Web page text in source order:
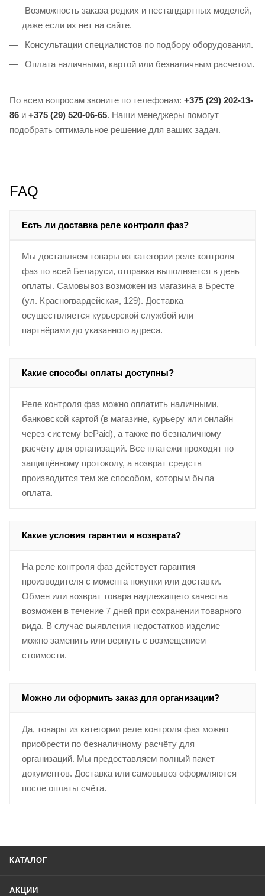
Возможность заказа редких и нестандартных моделей,
даже если их нет на сайте.
Консультации специалистов по подбору оборудования.
Оплата наличными, картой или безналичным расчетом.
По всем вопросам звоните по телефонам: +375 (29) 202-13-
86 и +375 (29) 520-06-65. Наши менеджеры помогут
подобрать оптимальное решение для ваших задач.
FAQ
Есть ли доставка реле контроля фаз?
Мы доставляем товары из категории реле контроля
фаз по всей Беларуси, отправка выполняется в день
оплаты. Самовывоз возможен из магазина в Бресте
(ул. Красногвардейская, 129). Доставка
осуществляется курьерской службой или
партнёрами до указанного адреса.
Какие способы оплаты доступны?
Реле контроля фаз можно оплатить наличными,
банковской картой (в магазине, курьеру или онлайн
через систему bePaid), а также по безналичному
расчёту для организаций. Все платежи проходят по
защищённому протоколу, а возврат средств
производится тем же способом, которым была
оплата.
Какие условия гарантии и возврата?
На реле контроля фаз действует гарантия
производителя с момента покупки или доставки.
Обмен или возврат товара надлежащего качества
возможен в течение 7 дней при сохранении товарного
вида. В случае выявления недостатков изделие
можно заменить или вернуть с возмещением
стоимости.
Можно ли оформить заказ для организации?
Да, товары из категории реле контроля фаз можно
приобрести по безналичному расчёту для
организаций. Мы предоставляем полный пакет
документов. Доставка или самовывоз оформляются
после оплаты счёта.
КАТАЛОГ
АКЦИИ